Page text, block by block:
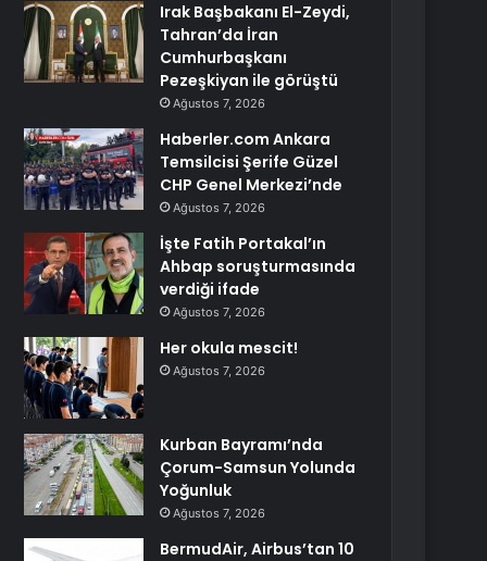
Irak Başbakanı El-Zeydi,
Tahran’da İran
Cumhurbaşkanı
Pezeşkiyan ile görüştü
Ağustos 7, 2026
Haberler.com Ankara
Temsilcisi Şerife Güzel
CHP Genel Merkezi’nde
Ağustos 7, 2026
İşte Fatih Portakal’ın
Ahbap soruşturmasında
verdiği ifade
Ağustos 7, 2026
Her okula mescit!
Ağustos 7, 2026
Kurban Bayramı’nda
Çorum-Samsun Yolunda
Yoğunluk
Ağustos 7, 2026
BermudAir, Airbus’tan 10